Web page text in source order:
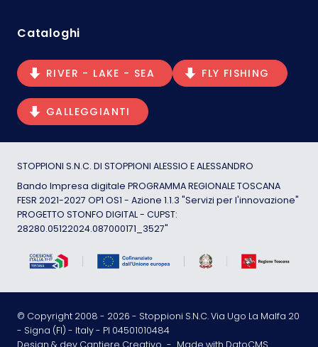
Cataloghi
RIVER - LAKE - SEA FLY FISHING
GALLEGGIANTI
STOPPIONI S.N.C. DI STOPPIONI ALESSIO E ALESSANDRO
Bando Impresa digitale PROGRAMMA REGIONALE TOSCANA
FESR 2021-2027 OP1 OS1 - Azione 1.1.3 "Servizi per l'innovazione"
PROGETTO STONFO DIGITAL - CUPST:
28280.05122024.087000171_3527"
© Copyright 2008 - 2026 - Stoppioni S.N.C. Via Ugo La Malfa 20
- Signa (FI) - Italy - PI 04501010484